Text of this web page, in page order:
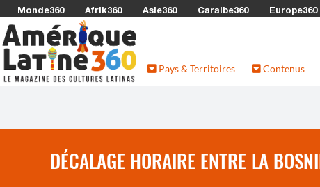
Monde360 Afrik360 Asie360 Caraibe360 Europe360
Pays & Territoires Contenus
DÉCALAGE HORAIRE ENTRE LA